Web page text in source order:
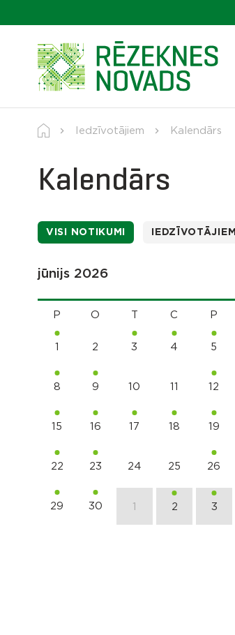
Iedzīvotājiem Kalendārs
Kalendārs
VISI NOTIKUMI IEDZĪVOTĀJIEM
jūnijs 2026
P O C P
1 2 3 4 5
8 9 10 11 12
15 16 17 18 19
22 23 24 25 26
29 30 1 2 3